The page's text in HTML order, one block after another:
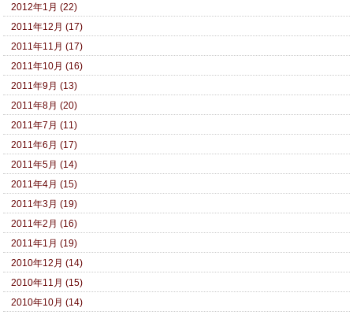
2012年1月 (22)
2011年12月 (17)
2011年11月 (17)
2011年10月 (16)
2011年9月 (13)
2011年8月 (20)
2011年7月 (11)
2011年6月 (17)
2011年5月 (14)
2011年4月 (15)
2011年3月 (19)
2011年2月 (16)
2011年1月 (19)
2010年12月 (14)
2010年11月 (15)
2010年10月 (14)